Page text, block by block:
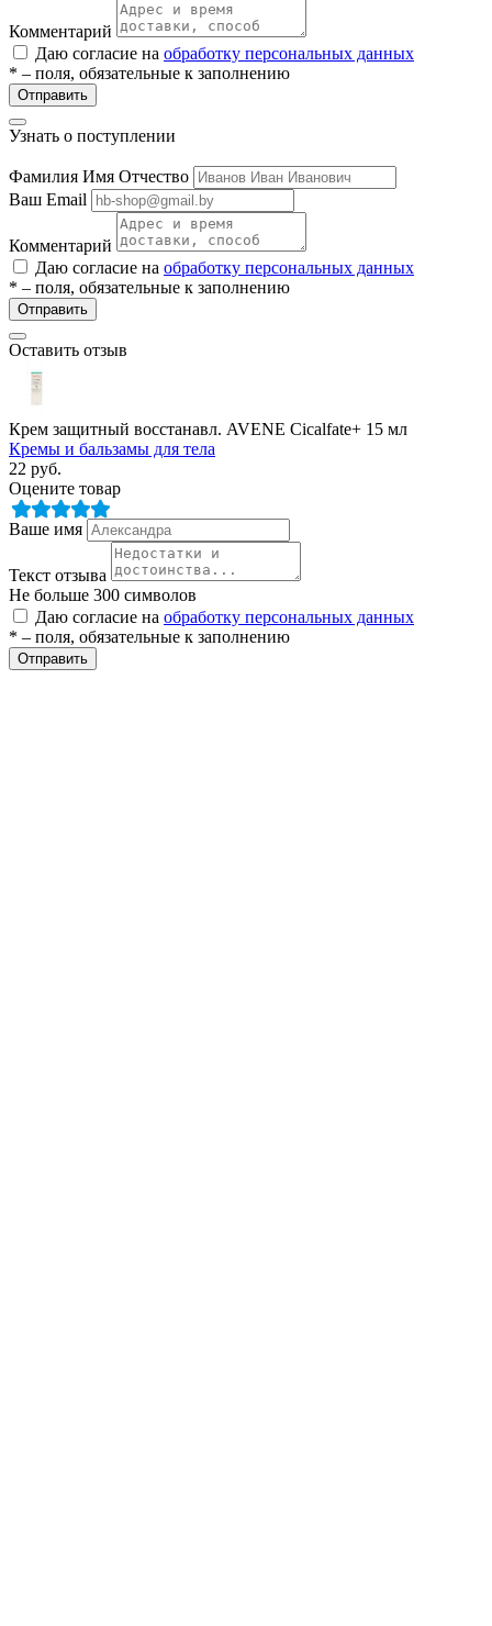
Комментарий
Даю согласие на обработку персональных данных
* – поля, обязательные к заполнению
Отправить
Узнать о поступлении
Фамилия Имя Отчество
Ваш Email
Комментарий
Даю согласие на обработку персональных данных
* – поля, обязательные к заполнению
Отправить
Оставить отзыв
Крем защитный восстанавл. AVENE Cicalfate+ 15 мл
Кремы и бальзамы для тела
22 руб.
Оцените товар
Ваше имя
Текст отзыва
Не больше 300 символов
Даю согласие на обработку персональных данных
* – поля, обязательные к заполнению
Отправить